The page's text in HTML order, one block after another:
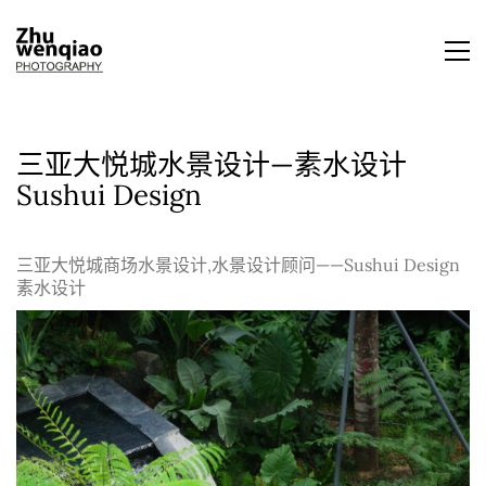
三亚大悦城水景设计—素水设计
Sushui Design
三亚大悦城商场水景设计,水景设计顾问——Sushui Design
素水设计